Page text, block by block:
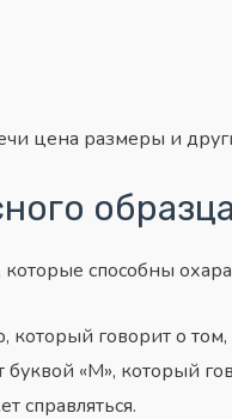
цена размеры и
образца
способны
который говорит о
«М», который
справляться.